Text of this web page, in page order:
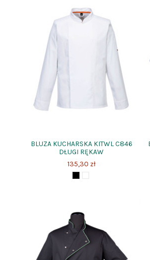
BLUZA KUCHARSKA KITWL C846
DŁUGI RĘKAW
135,30 zł